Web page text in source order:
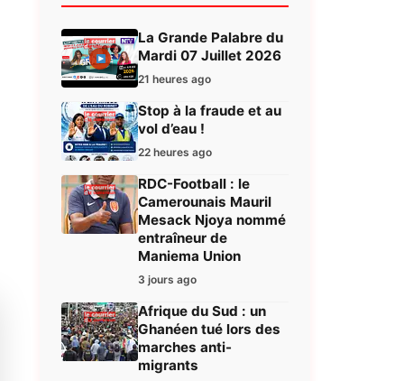
La Grande Palabre du
Mardi 07 Juillet 2026
21 heures ago
Stop à la fraude et au
vol d’eau !
22 heures ago
RDC-Football : le
Camerounais Mauril
Mesack Njoya nommé
entraîneur de
Maniema Union
3 jours ago
Afrique du Sud : un
Ghanéen tué lors des
marches anti-
migrants